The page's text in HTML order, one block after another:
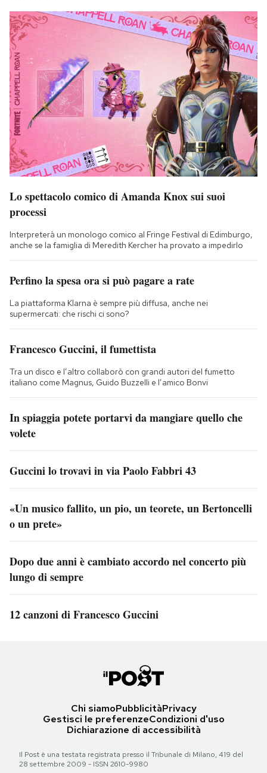
Lo spettacolo comico di Amanda Knox sui suoi
processi
Interpreterà un monologo comico al Fringe Festival di Edimburgo,
anche se la famiglia di Meredith Kercher ha provato a impedirlo
Perfino la spesa ora si può pagare a rate
La piattaforma Klarna è sempre più diffusa, anche nei
supermercati: che rischi ci sono?
Francesco Guccini, il fumettista
Tra un disco e l’altro collaborò con grandi autori del fumetto
italiano come Magnus, Guido Buzzelli e l’amico Bonvi
In spiaggia potete portarvi da mangiare quello che
volete
Guccini lo trovavi in via Paolo Fabbri 43
«Un musico fallito, un pio, un teorete, un Bertoncelli
o un prete»
Dopo due anni è cambiato accordo nel concerto più
lungo di sempre
12 canzoni di Francesco Guccini
Chi siamoPubblicitàPrivacy
Gestisci le preferenzeCondizioni d'uso
Dichiarazione di accessibilità
Il Post è una testata registrata presso il Tribunale di Milano, 419 del
28 settembre 2009 - ISSN 2610-9980